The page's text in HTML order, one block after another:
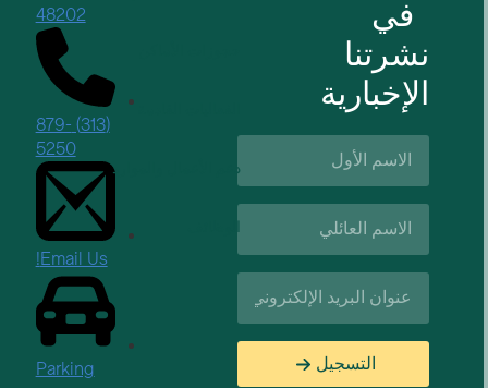
في
نشرتنا
الإخبارية
الاسم
الأول*
اسم
العائلة*
البريد
الإلكتروني*
التسجيل
دعم الأعمال والموارد
الوظائف
48202
(313) 879-
5250
Email Us!
Parking